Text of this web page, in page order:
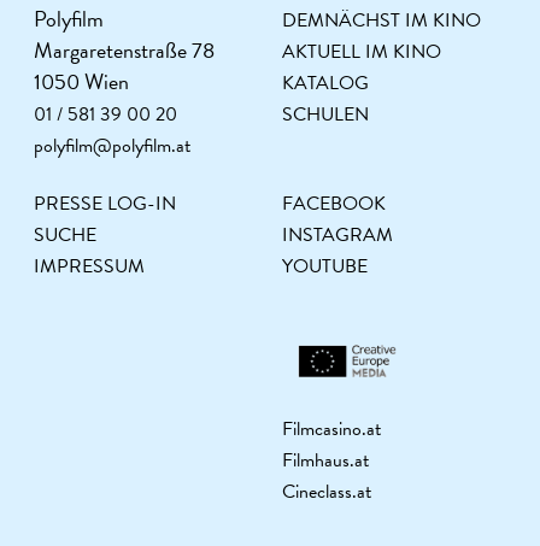
Polyfilm
Margaretenstraße 78
1050 Wien
01 / 581 39 00 20
polyfilm@polyfilm.at
DEMNÄCHST IM KINO
AKTUELL IM KINO
KATALOG
SCHULEN
PRESSE LOG-IN
SUCHE
IMPRESSUM
FACEBOOK
INSTAGRAM
YOUTUBE
Filmcasino.at
Filmhaus.at
Cineclass.at